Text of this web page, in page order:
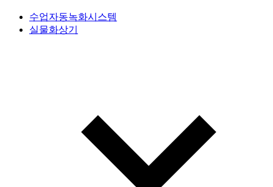
수업자동녹화시스템
실물화상기